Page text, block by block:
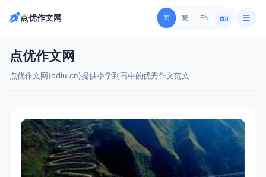
点优作文网
点优作文网(odiu.cn)提供小学到高中的优秀作文范文
点优作文网 简 繁 EN